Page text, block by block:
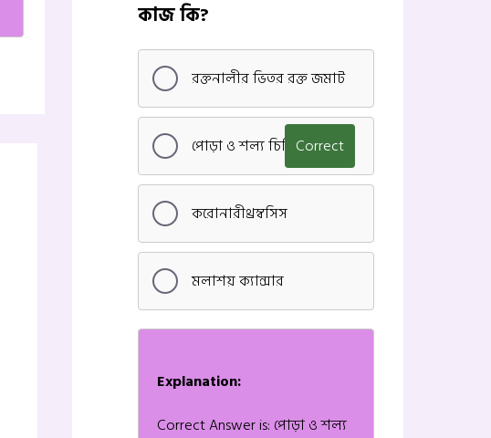
কাজ কি?
রক্তনালীর ভিতর রক্ত জমাট
পোড়া ও শল্য চিকিৎসাCorrect
করোনারীথ্রম্বসিস
মলাশয় ক্যান্সার
Explanation:
Correct Answer is: পোড়া ও শল্য